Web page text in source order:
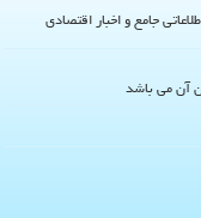
جامع و اخبار اقتصادی